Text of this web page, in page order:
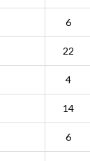
6
22
4
14
6